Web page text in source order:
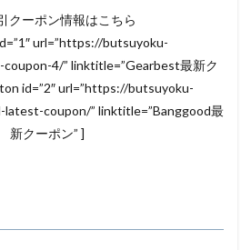
クーポン情報はこちら
url=”https://butsuyoku-
4/” linktitle=”Gearbest最新ク
id=”2″ url=”https://butsuyoku-
coupon/” linktitle=”Banggood最
新クーポン” ]